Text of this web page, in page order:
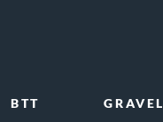
BTT GRAVEL